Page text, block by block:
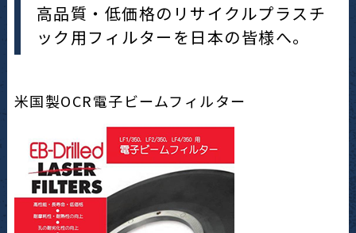
高品質・低価格のリサイクルプラスチ
ック用フィルターを日本の皆様へ。
米国製OCR電子ビームフィルター